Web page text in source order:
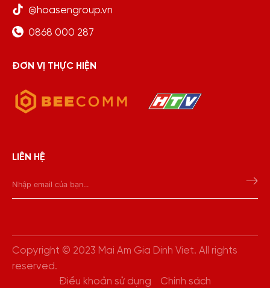
@hoasengroup.vn
0868 000 287
ĐƠN VỊ THỰC HIỆN
LIÊN HỆ
Copyright © 2023 Mai Am Gia Dinh Viet. All rights
reserved.
Điều khoản sử dụng
Chính sách